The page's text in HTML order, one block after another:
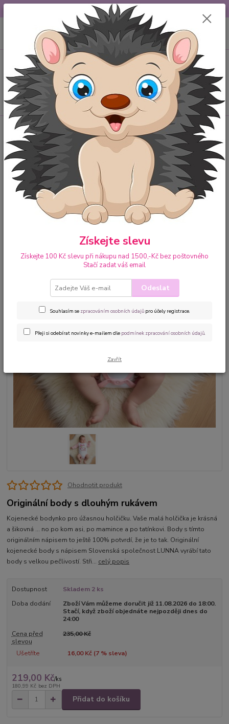
DOPRAVA OD 49,-Kč....VŠE SKLADEM.....
Menu
CZK
Hledat
+420 777259248
po-pá 6-18 hod
za 0,00 Kč
Úvod Originální body
Body s potiskem "Hezká po mamince,šikovná po
tatínkovi!"
Body s potiskem "Hezká po
mamince,šikovná po tatínkovi!"
Ohodnotit produkt
Originální body s dlouhým rukávem
Kojenecké bodynko pro úžasnou holčičku. Vaše malá holčička je krásná
a šikovná ... no po kom asi, po mamince a po tatínkovi. Body s tímto
originálním nápisem to ještě 100% potvrdí, že je to tak. Originální
kojenecké body s nápisem Slovenská společnost LUNNA vyrábí tato
body s velkou pečlivostí. Stři... celý popis
Dostupnost
Skladem 2 ks
Doba dodání
Zboží Vám můžeme doručit již 11.08.2026 do 18:00.
Stačí, když zboží objednáte nejpozději dnes do
24:00
Cena před
slevou
235,00 Kč
Ušetříte 16,00 Kč (7% sleva)
219,00 Kč/ks
180,99 Kč bez DPH
Přidat do košíku
Získejte slevu
Získejte 100 Kč slevu při nákupu nad 1500,-Kč bez poštovného
Stačí zadat váš email
Odeslat
Souhlasím se zpracováním osobních údajů pro účely registrace.
Přeji si odebírat novinky e-mailem dle podmínek zpracování osobních údajů.
Zavřít